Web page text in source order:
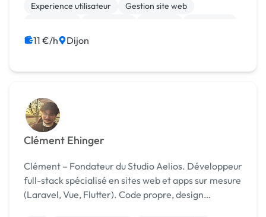
Experience utilisateur
Gestion site web
11 €/h Dijon
Clément Ehinger
Clément – Fondateur du Studio Aelios. Développeur
full-stack spécialisé en sites web et apps sur mesure
(Laravel, Vue, Flutter). Code propre, design